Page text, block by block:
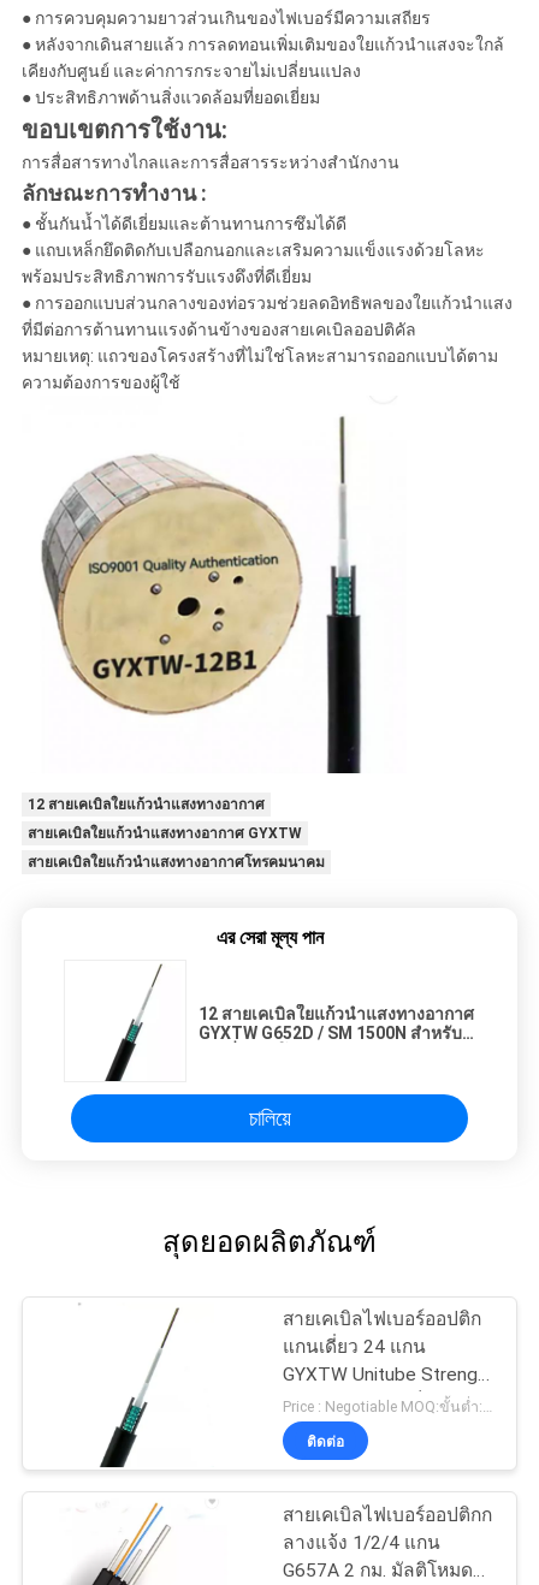
● การควบคุมความยาวส่วนเกินของไฟเบอร์มีความเสถียร
● หลังจากเดินสายแล้ว การลดทอนเพิ่มเติมของใยแก้วนำแสงจะใกล้
เคียงกับศูนย์ และค่าการกระจายไม่เปลี่ยนแปลง
● ประสิทธิภาพด้านสิ่งแวดล้อมที่ยอดเยี่ยม
ขอบเขตการใช้งาน:
การสื่อสารทางไกลและการสื่อสารระหว่างสำนักงาน
ลักษณะการทำงาน :
● ชั้นกันน้ำได้ดีเยี่ยมและต้านทานการซึมได้ดี
● แถบเหล็กยึดติดกับเปลือกนอกและเสริมความแข็งแรงด้วยโลหะ
พร้อมประสิทธิภาพการรับแรงดึงที่ดีเยี่ยม
● การออกแบบส่วนกลางของท่อรวมช่วยลดอิทธิพลของใยแก้วนำแสง
ที่มีต่อการต้านทานแรงด้านข้างของสายเคเบิลออปติคัล
หมายเหตุ: แถวของโครงสร้างที่ไม่ใช่โลหะสามารถออกแบบได้ตาม
ความต้องการของผู้ใช้
12 สายเคเบิลใยแก้วนำแสงทางอากาศ
สายเคเบิลใยแก้วนำแสงทางอากาศ GYXTW
สายเคเบิลใยแก้วนำแสงทางอากาศโทรคมนาคม
এর সেরা মূল্য পান
12 สายเคเบิลใยแก้วนำแสงทางอากาศ
GYXTW G652D / SM 1500N สำหรับ
চালিয়ে
สุดยอดผลิตภัณฑ์
สายเคเบิลไฟเบอร์ออปติก
แกนเดี่ยว 24 แกน
GYXTW Unitube Strength
Member ลวดเหล็กคู่
ขนาน
Price : Negotiable MOQ:ขั้นต่ำ: 1000เมตร
ติดต่อ
สายเคเบิลไฟเบอร์ออปติกก
ลางแจ้ง 1/2/4 แกน
G657A 2 กม. มัลติโหมด